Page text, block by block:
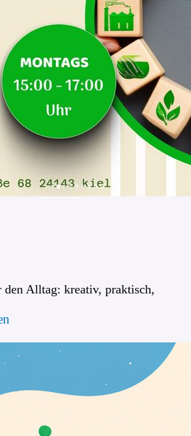
Alltag: kreativ, praktisch,